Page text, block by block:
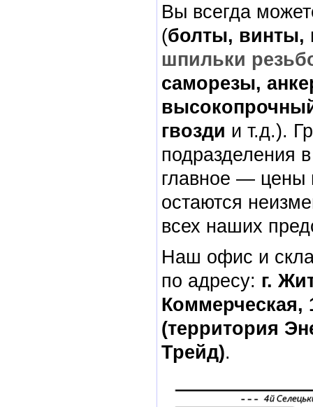
Вы всегда
(болты, винты,
шпильки
саморезы,
гвозди и т.д.).
подразделения
главное — цены
остаются
всех наших
Наш офис и
по адресу: г.
Коммерческая,
(территория
Трейд).